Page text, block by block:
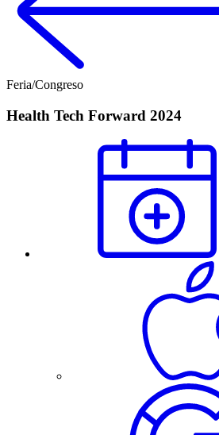
Feria/Congreso
Health Tech Forward 2024